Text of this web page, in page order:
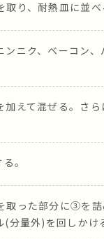
り、耐熱皿に並べ
ニク、ベーコン、
えて混ぜる。さら
。
取った部分に③を
分量外)を回しかけ